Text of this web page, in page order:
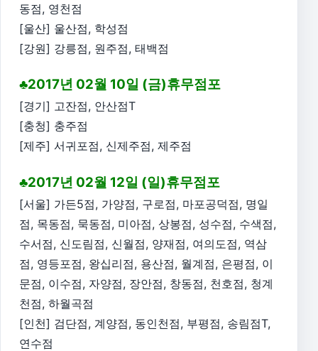
동점, 영천점
[울산] 울산점, 학성점
[강원] 강릉점, 원주점, 태백점
♣2017년 02월 10일 (금)휴무점포
[경기] 고잔점, 안산점T
[충청] 충주점
[제주] 서귀포점, 신제주점, 제주점
♣2017년 02월 12일 (일)휴무점포
[서울] 가든5점, 가양점, 구로점, 마포공덕점, 명일
점, 목동점, 묵동점, 미아점, 상봉점, 성수점, 수색점,
수서점, 신도림점, 신월점, 양재점, 여의도점, 역삼
점, 영등포점, 왕십리점, 용산점, 월계점, 은평점, 이
문점, 이수점, 자양점, 장안점, 창동점, 천호점, 청계
천점, 하월곡점
[인천] 검단점, 계양점, 동인천점, 부평점, 송림점T,
연수점